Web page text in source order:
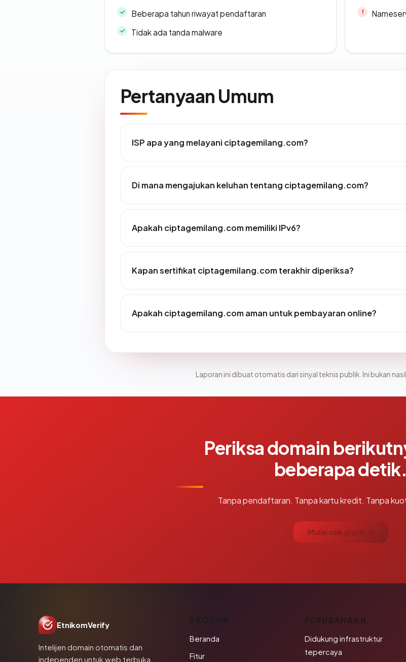
Beberapa tahun riwayat pendaftaran
Tidak ada tanda malware
Pertanyaan Umum
ISP apa yang melayani ciptagemilang.com?
Di mana mengajukan keluhan tentang ciptagemilang.com?
Apakah ciptagemilang.com memiliki IPv6?
Kapan sertifikat ciptagemilang.com terakhir diperiksa?
Apakah ciptagemilang.com aman untuk pembayaran online?
Laporan ini dibuat otomatis dari sinyal teknis publik. Ini bukan
Periksa domain
beberapa detik.
Tanpa pendaftaran. Tanpa kartu kredit. Tanpa
Mulai cek gratis →
EtnikomVerify
Intelijen domain otomatis dan
independen untuk web terbuka.
PRODUK
Beranda
Fitur
PERUSAHAAN
Didukung infrastruktur
tepercaya